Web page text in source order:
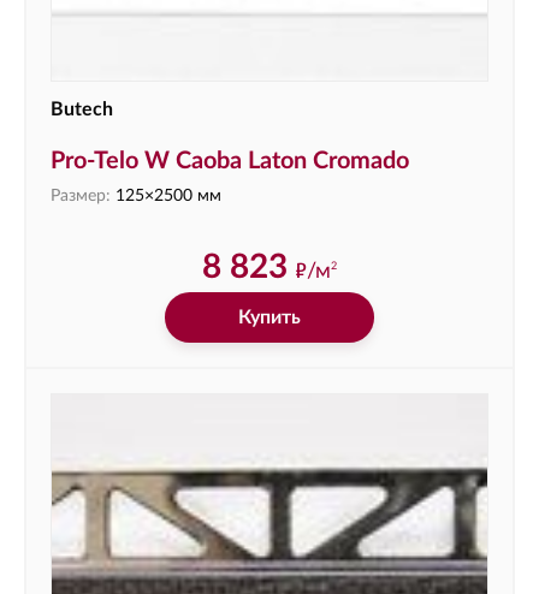
Butech
Pro-Telo W Caoba Laton Cromado
Размер: 125×2500 мм
8 823 ф/м2
Купить